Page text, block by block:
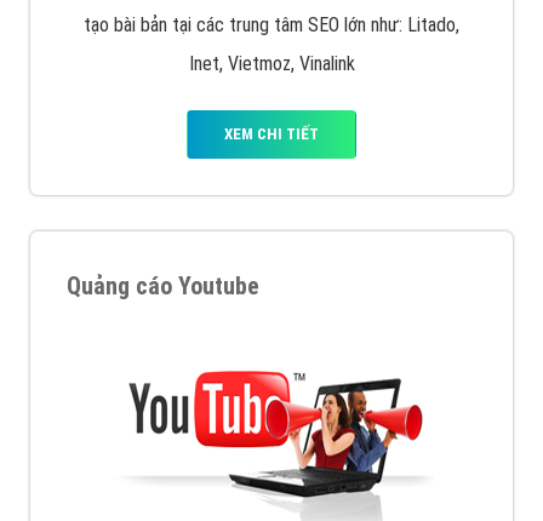
tạo bài bản tại các trung tâm SEO lớn như: Litado,
Inet, Vietmoz, Vinalink
XEM CHI TIẾT
Quảng cáo Youtube